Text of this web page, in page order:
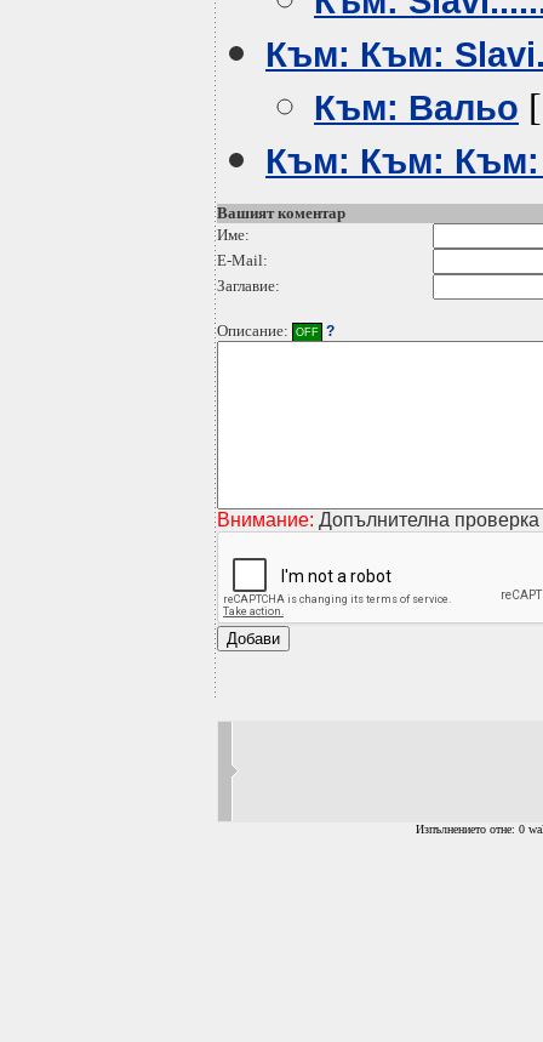
Към: Към:
Към: Вальо
Към: Към: Към:
Вашият коментар
Име:
E-Mail:
Заглавие:
Описание: OFF ?
Внимание: Допълнителна проверка
Изпълнението отне: 0